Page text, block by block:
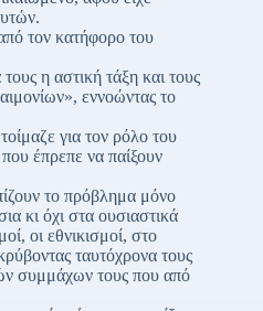
τον κατήφορο του
η αστική τάξη και τους
εννοώντας το
για τον ρόλο του
έπρεπε να παίξουν
το πρόβλημα μόνο
κι όχι στα ουσιαστικά
οι εθνικισμοί, στο
ταυτόχρονα τους
συμμάχων τους που από